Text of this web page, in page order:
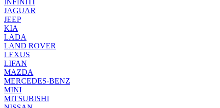
INFINITI
JAGUAR
JEEP
KIA
LADA
LAND ROVER
LEXUS
LIFAN
MAZDA
MERCEDES-BENZ
MINI
MITSUBISHI